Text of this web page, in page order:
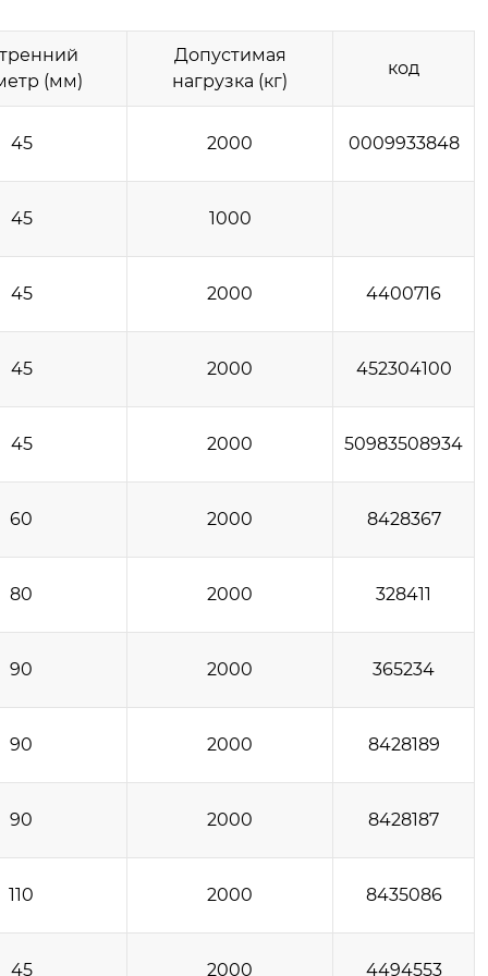
(мм)
Допустимая
нагрузка (кг)
код
45 2000 0009933848
45 1000
45 2000 4400716
45 2000 452304100
45 2000 50983508934
60 2000 8428367
80 2000 328411
90 2000 365234
90 2000 8428189
90 2000 8428187
110 2000 8435086
45 2000 4494553